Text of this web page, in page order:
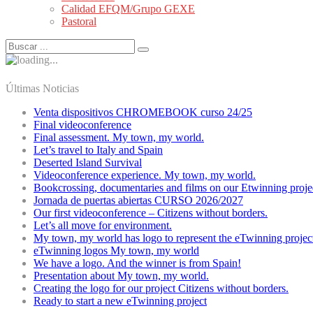
Calidad EFQM/Grupo GEXE
Pastoral
Últimas Noticias
Venta dispositivos CHROMEBOOK curso 24/25
Final videoconference
Final assessment. My town, my world.
Let’s travel to Italy and Spain
Deserted Island Survival
Videoconference experience. My town, my world.
Bookcrossing, documentaries and films on our Etwinning
Jornada de puertas abiertas CURSO 2026/2027
Our first videoconference – Citizens without borders.
Let’s all move for environment.
My town, my world has logo to represent the eTwinning
eTwinning logos My town, my world
We have a logo. And the winner is from Spain!
Presentation about My town, my world.
Creating the logo for our project Citizens without borders.
Ready to start a new eTwinning project